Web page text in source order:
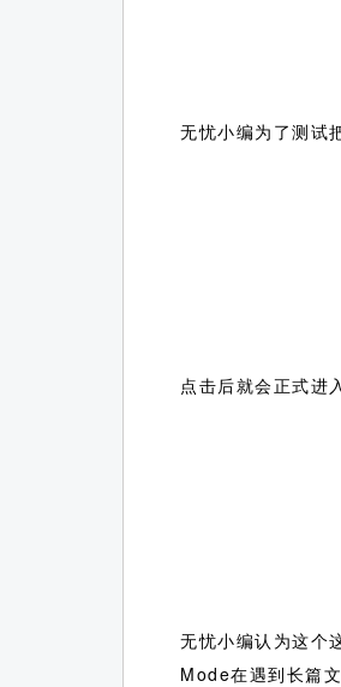
无忧小编为了测试
点击后就会正式进
无忧小编认为这
Mode在遇到长篇